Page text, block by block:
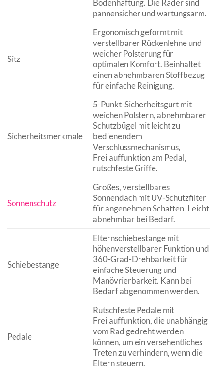
Bodenhaftung. Die Räder sind
pannensicher und wartungsarm.
Sitz
Ergonomisch geformt mit
verstellbarer Rückenlehne und
weicher Polsterung für
optimalen Komfort. Beinhaltet
einen abnehmbaren Stoffbezug
für einfache Reinigung.
Sicherheitsmerkmale
5-Punkt-Sicherheitsgurt mit
weichen Polstern, abnehmbarer
Schutzbügel mit leicht zu
bedienendem
Verschlussmechanismus,
Freilauffunktion am Pedal,
rutschfeste Griffe.
Sonnenschutz
Großes, verstellbares
Sonnendach mit UV-Schutzfilter
für angenehmen Schatten. Leicht
abnehmbar bei Bedarf.
Schiebestange
Elternschiebestange mit
höhenverstellbarer Funktion und
360-Grad-Drehbarkeit für
einfache Steuerung und
Manövrierbarkeit. Kann bei
Bedarf abgenommen werden.
Pedale
Rutschfeste Pedale mit
Freilauffunktion, die unabhängig
vom Rad gedreht werden
können, um ein versehentliches
Treten zu verhindern, wenn die
Eltern steuern.